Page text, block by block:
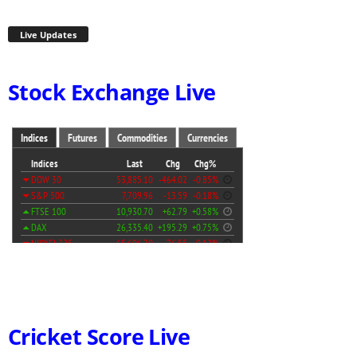
Live Updates
Stock Exchange Live
Cricket Score Live